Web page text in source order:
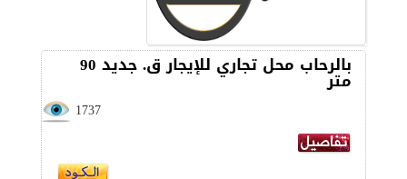
بالرحاب محل تجاري للإيجار ق. جديد 90
متر
1737